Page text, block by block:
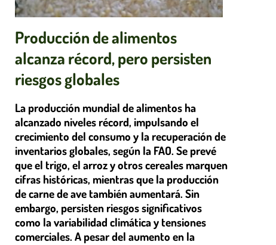
Producción de alimentos
alcanza récord, pero persisten
riesgos globales
La producción mundial de alimentos ha
alcanzado niveles récord, impulsando el
crecimiento del consumo y la recuperación de
inventarios globales, según la FAO. Se prevé
que el trigo, el arroz y otros cereales marquen
cifras históricas, mientras que la producción
de carne de ave también aumentará. Sin
embargo, persisten riesgos significativos
como la variabilidad climática y tensiones
comerciales. A pesar del aumento en la